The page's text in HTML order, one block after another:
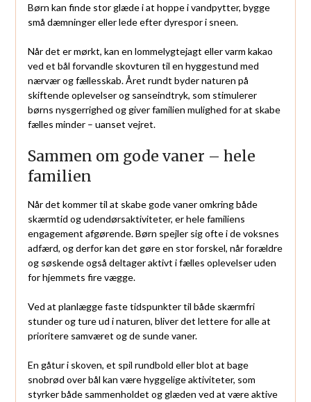
Børn kan finde stor glæde i at hoppe i vandpytter, bygge
små dæmninger eller lede efter dyrespor i sneen.
Når det er mørkt, kan en lommelygtejagt eller varm kakao
ved et bål forvandle skovturen til en hyggestund med
nærvær og fællesskab. Året rundt byder naturen på
skiftende oplevelser og sanseindtryk, som stimulerer
børns nysgerrighed og giver familien mulighed for at skabe
fælles minder – uanset vejret.
Sammen om gode vaner – hele
familien
Når det kommer til at skabe gode vaner omkring både
skærmtid og udendørsaktiviteter, er hele familiens
engagement afgørende. Børn spejler sig ofte i de voksnes
adfærd, og derfor kan det gøre en stor forskel, når forældre
og søskende også deltager aktivt i fælles oplevelser uden
for hjemmets fire vægge.
Ved at planlægge faste tidspunkter til både skærmfri
stunder og ture ud i naturen, bliver det lettere for alle at
prioritere samværet og de sunde vaner.
En gåtur i skoven, et spil rundbold eller blot at bage
snobrød over bål kan være hyggelige aktiviteter, som
styrker både sammenholdet og glæden ved at være aktive